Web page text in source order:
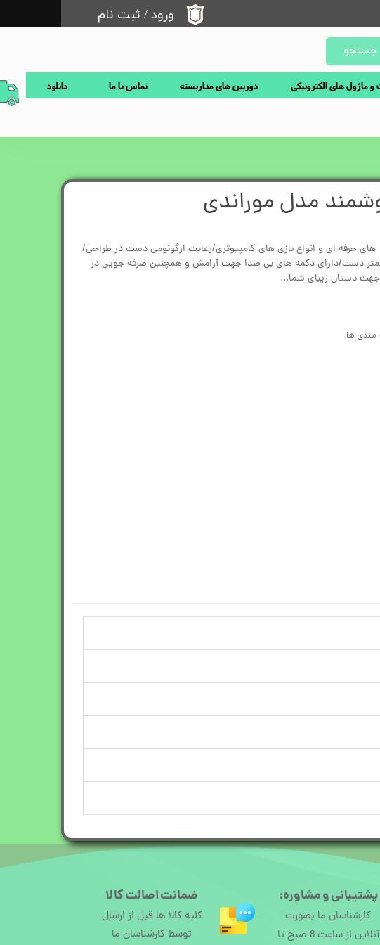
جستجو
ماژول های الکترونیکی دوربین های مداربسته تماس با ما دانلود
ورود / ثبت نام
سفارشات
مدل موراندی
حرفه ای و انواع بازی های کامپیوتری/رعایت ارگونومی دست در طراحی/
دست/دارای دکمه های بی صدا جهت آرامش و همچنین صرفه جویی در
دستان زیبای شما...
مندی ها
پشتیبانی و مشاوره:
کارشناسان ما بصورت
آنلاین از ساعت 8 صبح تا
ضمانت اصالت کالا
کلیه کالا ها قبل از ارسال
توسط کارشناسان ما